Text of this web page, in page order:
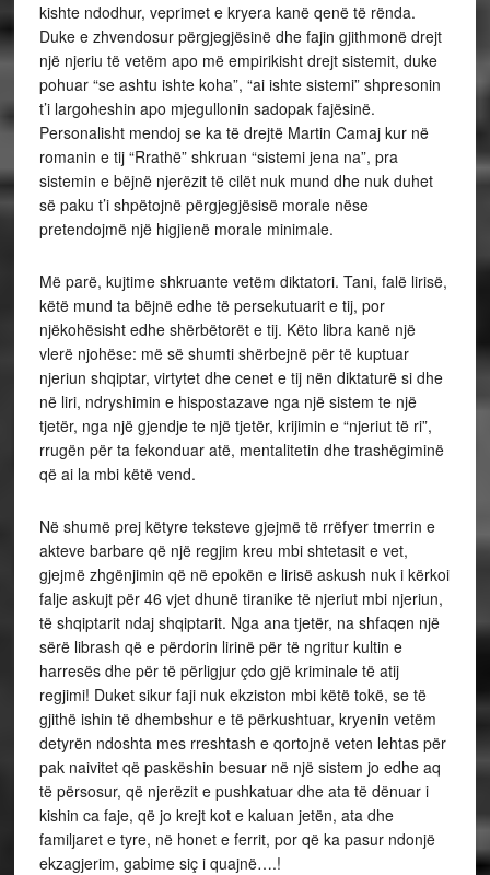
kishte ndodhur, veprimet e kryera kanë qenë të rënda.
Duke e zhvendosur përgjegjësinë dhe fajin gjithmonë drejt
një njeriu të vetëm apo më empirikisht drejt sistemit, duke
pohuar “se ashtu ishte koha”, “ai ishte sistemi” shpresonin
t’i largoheshin apo mjegullonin sadopak fajësinë.
Personalisht mendoj se ka të drejtë Martin Camaj kur në
romanin e tij “Rrathë” shkruan “sistemi jena na”, pra
sistemin e bëjnë njerëzit të cilët nuk mund dhe nuk duhet
së paku t’i shpëtojnë përgjegjësisë morale nëse
pretendojmë një higjienë morale minimale.
Më parë, kujtime shkruante vetëm diktatori. Tani, falë lirisë,
këtë mund ta bëjnë edhe të persekutuarit e tij, por
njëkohësisht edhe shërbëtorët e tij. Këto libra kanë një
vlerë njohëse: më së shumti shërbejnë për të kuptuar
njeriun shqiptar, virtytet dhe cenet e tij nën diktaturë si dhe
në liri, ndryshimin e hispostazave nga një sistem te një
tjetër, nga një gjendje te një tjetër, krijimin e “njeriut të ri”,
rrugën për ta fekonduar atë, mentalitetin dhe trashëgiminë
që ai la mbi këtë vend.
Në shumë prej këtyre teksteve gjejmë të rrëfyer tmerrin e
akteve barbare që një regjim kreu mbi shtetasit e vet,
gjejmë zhgënjimin që në epokën e lirisë askush nuk i kërkoi
falje askujt për 46 vjet dhunë tiranike të njeriut mbi njeriun,
të shqiptarit ndaj shqiptarit. Nga ana tjetër, na shfaqen një
sërë librash që e përdorin lirinë për të ngritur kultin e
harresës dhe për të përligjur çdo gjë kriminale të atij
regjimi! Duket sikur faji nuk ekziston mbi këtë tokë, se të
gjithë ishin të dhembshur e të përkushtuar, kryenin vetëm
detyrën ndoshta mes rreshtash e qortojnë veten lehtas për
pak naivitet që paskëshin besuar në një sistem jo edhe aq
të përsosur, që njerëzit e pushkatuar dhe ata të dënuar i
kishin ca faje, që jo krejt kot e kaluan jetën, ata dhe
familjaret e tyre, në honet e ferrit, por që ka pasur ndonjë
ekzagjerim, gabime siç i quajnë….!